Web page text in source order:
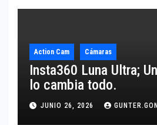
Action Cam Cámaras
Insta360 Luna Ultra;
lo cambia todo.
JUNIO 26, 2026